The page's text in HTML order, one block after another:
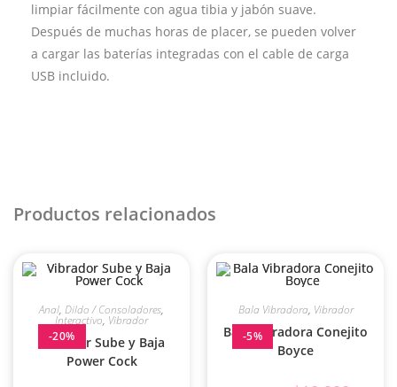
limpiar fácilmente con agua tibia y jabón suave.
Después de muchas horas de placer, se pueden volver
a cargar las baterías integradas con el cable de carga
USB incluido.
Productos relacionados
-20%
Anal, Dildo / Consoladores,
Interactivo, Vibrador
Vibrador Sube y Baja
Power Cock
-5%
Bala Vibradora, Vibrador
Bala Vibradora Conejito
Boyce